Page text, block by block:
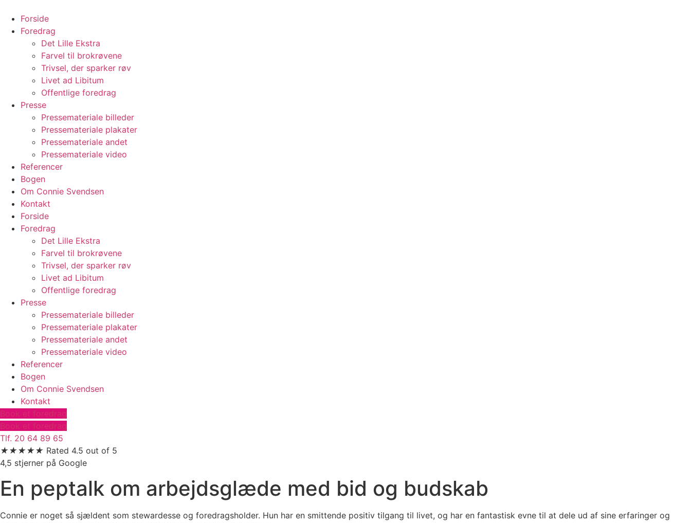
indhold
Forside
Foredrag
Det Lille Ekstra
Farvel til brokrøvene
Trivsel, der sparker røv
Livet ad Libitum
Offentlige foredrag
Presse
Pressemateriale billeder
Pressemateriale plakater
Pressemateriale andet
Pressemateriale video
Referencer
Bogen
Om Connie Svendsen
Kontakt
Forside
Foredrag
Det Lille Ekstra
Farvel til brokrøvene
Trivsel, der sparker røv
Livet ad Libitum
Offentlige foredrag
Presse
Pressemateriale billeder
Pressemateriale plakater
Pressemateriale andet
Pressemateriale video
Referencer
Bogen
Om Connie Svendsen
Kontakt
Book et foredrag
Book et foredrag
Tlf. 20 64 89 65
★★★★★ Rated 4.5 out of 5
4,5 stjerner på Google
En peptalk om arbejdsglæde med bid og budskab
Connie er noget så sjældent som stewardesse og foredragsholder. Hun har en smittende positiv tilgang til livet, og har en fantastisk evne til at dele ud af sine erfaringer og